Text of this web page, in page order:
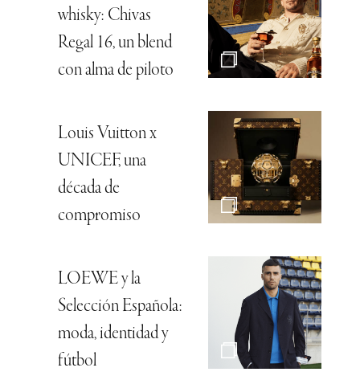
whisky: Chivas
Regal 16, un blend
con alma de piloto
Louis Vuitton x
UNICEF, una
década de
compromiso
LOEWE y la
Selección Española:
moda, identidad y
fútbol